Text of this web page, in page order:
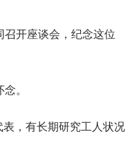
召开座谈会，纪念这位
。
，有长期研究工人状况